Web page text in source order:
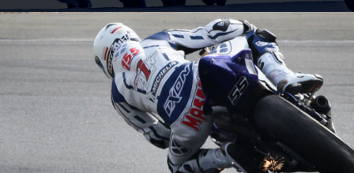
accéder à la billetterie